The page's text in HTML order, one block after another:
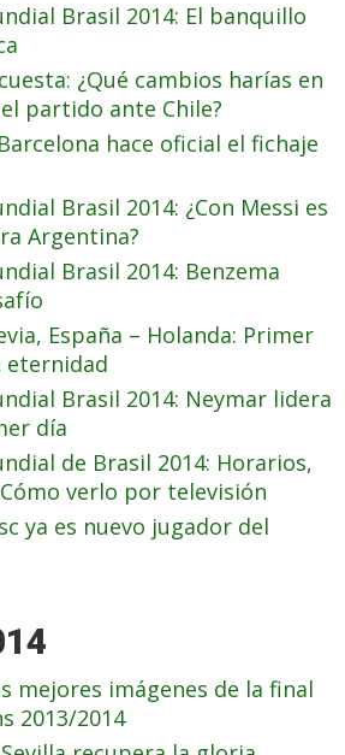
Brasil 2014: El banquillo
¿Qué cambios harías en
partido ante Chile?
hace oficial el fichaje
Brasil 2014: ¿Con Messi es
Argentina?
Brasil 2014: Benzema
España – Holanda: Primer
eternidad
Brasil 2014: Neymar lidera
día
de Brasil 2014: Horarios,
verlo por televisión
ya es nuevo jugador del
mejores imágenes de la final
2013/2014